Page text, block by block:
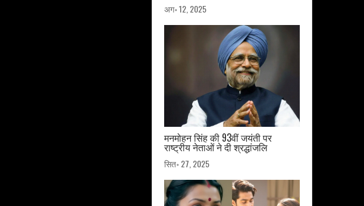
अग॰ 12, 2025
मनमोहन सिंह की 93वीं जयंती पर
राष्ट्रीय नेताओं ने दी श्रद्धांजलि
सित॰ 27, 2025